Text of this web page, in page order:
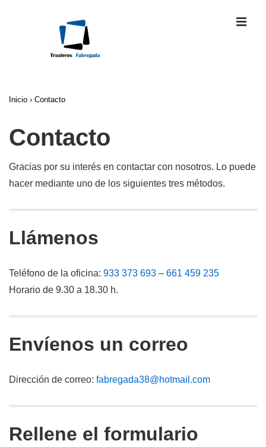
principal
Inicio › Contacto
Contacto
Gracias por su interés en contactar con nosotros. Lo puede
hacer mediante uno de los siguientes tres métodos.
Llámenos
Teléfono de la oficina: 933 373 693 – 661 459 235
Horario de 9.30 a 18.30 h.
Envíenos un correo
Dirección de correo: fabregada38@hotmail.com
Rellene el formulario